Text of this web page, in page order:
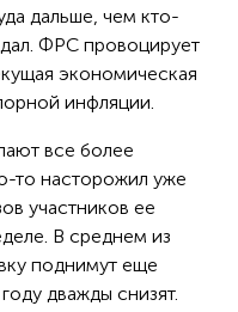
дальше, чем кто-
ФРС провоцирует
экономическая
инфляции.
все более
то насторожил уже
участников ее
В среднем из
поднимут еще
дважды снизят.